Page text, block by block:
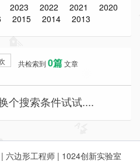
2023 2022 2021
2020
2015 2014 2013
共检索到 0篇文章
个搜索条件试试....
边形工程师 | 1024创新实验室